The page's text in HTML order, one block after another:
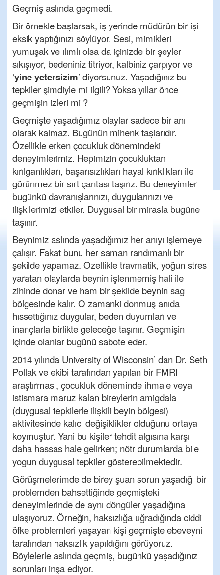
Geçmiş aslında geçmedi.
Bir örnekle başlarsak, iş yerinde müdürün bir işi
eksik yaptığınızı söylüyor. Sesi, mimikleri
yumuşak ve ılımlı olsa da içinizde bir şeyler
sıkışıyor, bedeniniz titriyor, kalbiniz çarpıyor ve
‘yine yetersizim’ diyorsunuz. Yaşadığınız bu
tepkiler şimdiyle mi ilgili? Yoksa yıllar önce
geçmişin izleri mi ?
Geçmişte yaşadığımız olaylar sadece bir anı
olarak kalmaz. Bugünün mihenk taşlarıdır.
Özellikle erken çocukluk dönemindeki
deneyimlerimiz. Hepimizin çocukluktan
kırılganlıkları, başarısızlıkları hayal kırıklıkları ile
görünmez bir sırt çantası taşırız. Bu deneyimler
bugünkü davranışlarınızı, duygularınızı ve
ilişkilerimizi etkiler. Duygusal bir mirasla bugüne
taşınır.
Beynimiz aslında yaşadığımız her anıyı işlemeye
çalışır. Fakat bunu her saman randımanlı bir
şekilde yapamaz. Özellikle travmatik, yoğun stres
yaratan olaylarda beynin işlenmemiş hali ile
zihinde donar ve ham bir şekilde beynin sag
bölgesinde kalır. O zamanki donmuş anıda
hissettiğiniz duygular, beden duyumları ve
inançlarla birlikte geleceğe taşınır. Geçmişin
içinde olanlar bugünü sabote eder.
2014 yılında University of Wisconsin’ dan Dr. Seth
Pollak ve ekibi tarafından yapılan bir FMRI
araştırması, çocukluk döneminde ihmale veya
istismara maruz kalan bireylerin amigdala
(duygusal tepkilerle ilişkili beyin bölgesi)
aktivitesinde kalıcı değişiklikler olduğunu ortaya
koymuştur. Yani bu kişiler tehdit algısına karşı
daha hassas hale gelirken; nötr durumlarda bile
yogun duygusal tepkiler gösterebilmektedir.
Görüşmelerimde de birey şuan sorun yaşadığı bir
problemden bahsettiğinde geçmişteki
deneyimlerinde de aynı döngüler yaşadığına
ulaşıyoruz. Örneğin, haksızlığa uğradığında ciddi
öfke problemleri yaşayan kişi geçmişte ebeveyni
tarafından haksızlık yapıldığını görüyoruz.
Böylelerle aslında geçmiş, bugünkü yaşadığınız
sorunları inşa ediyor.